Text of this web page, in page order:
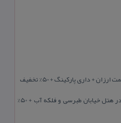
+ داری پارکینگ + 50% تخفیف
لیست هتل آپارتمان های مشهد در هتل خیابان طبرسی و فلکه آب + 50%